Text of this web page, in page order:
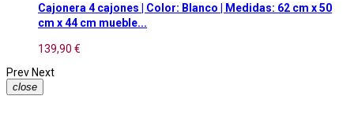
Cajonera 4 cajones | Color: Blanco | Medidas: 62 cm x 50
cm x 44 cm mueble...
139,90 €
Prev Next
close